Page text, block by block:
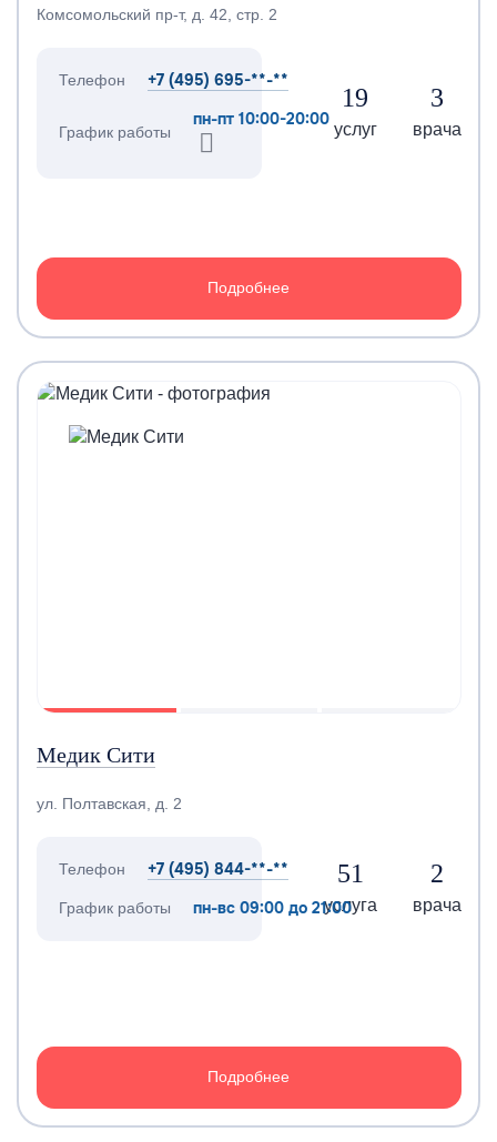
Комсомольский пр-т, д. 42, стр. 2
Телефон +7 (495) 695-**-**
График работы
пн-пт 10:00-20:00
19
услуг
3
врача
Подробнее
Медик Сити
ул. Полтавская, д. 2
Телефон +7 (495) 844-**-**
График работы пн-вс 09:00 до 21:00
51
услуга
2
врача
Подробнее